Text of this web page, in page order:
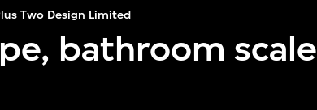
Two Design Limited
bathroom scale